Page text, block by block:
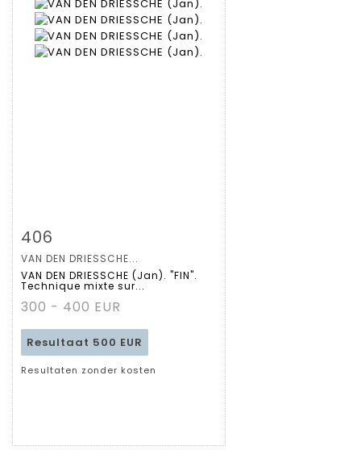
Gedetailleerde
fiche
406
VAN DEN DRIESSCHE...
VAN DEN DRIESSCHE (Jan). "FIN".
Technique mixte sur...
300 - 400 EUR
Resultaat 500 EUR
Resultaten zonder kosten